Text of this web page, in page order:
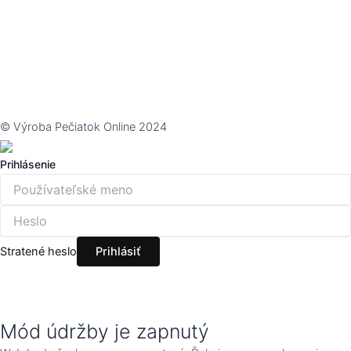
Mód údržby je zapnutý
© Výroba Pečiatok Online 2024
Prihlásenie
Stratené heslo